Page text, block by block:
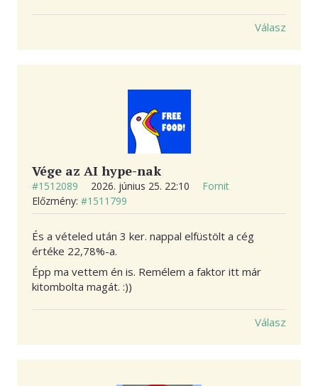
Válasz
Vége az AI hype-nak
#1512089 2026. június 25. 22:10
Fornit
Előzmény: #1511799
És a vételed után 3 ker. nappal elfüstölt a cég
értéke 22,78%-a.
Épp ma vettem én is. Remélem a faktor itt már
kitombolta magát. :))
Válasz